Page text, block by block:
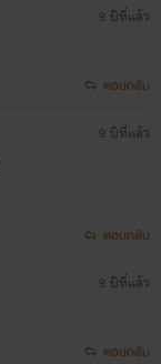
9 ปีที่แล้ว
ตอบกลับ
9 ปีที่แล้ว
ตอบกลับ
9 ปีที่แล้ว
ตอบกลับ